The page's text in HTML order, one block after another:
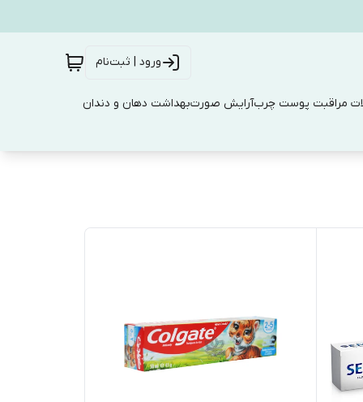
ورود | ثبت‌نام
مراقبت پوست چربآرایش صورتبهداشت دهان و دندان